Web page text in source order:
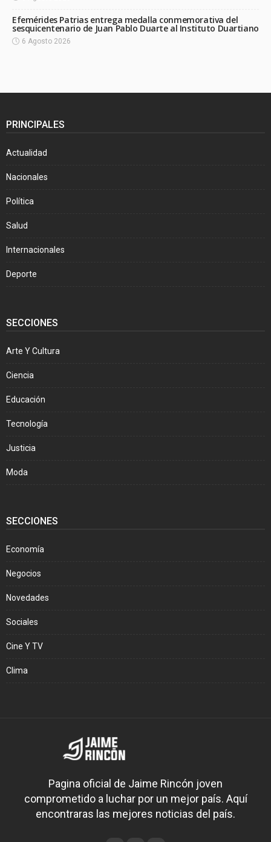
Efemérides Patrias entrega medalla conmemorativa del
sesquicentenario de Juan Pablo Duarte al Instituto Duartiano
6 Agosto 2026
PRINCIPALES
Actualidad
Nacionales
Política
Salud
Internacionales
Deporte
SECCIONES
Arte Y Cultura
Ciencia
Educación
Tecnología
Justicia
Moda
SECCIONES
Economía
Negocios
Novedades
Sociales
Cine Y TV
Clima
Pagina oficial de Jaime Rincón joven
comprometido a luchar por un mejor país. Aquí
encontraras las mejores noticias del país.